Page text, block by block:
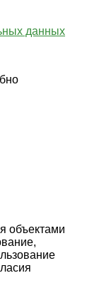
данных
объектами